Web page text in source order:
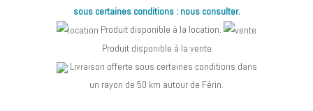
sous certaines conditions : nous consulter.
Produit disponible à la location.
Produit disponible à la vente.
Livraison offerte sous certaines conditions dans
un rayon de 50 km autour de Férin.